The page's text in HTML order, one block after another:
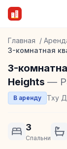
Главная /
3-
Heights —
В аренду Тху
3
Спальни